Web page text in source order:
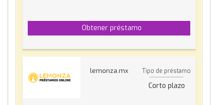
Obtener préstamo
lemonza.mx Tipo de préstamo
Corto plazo